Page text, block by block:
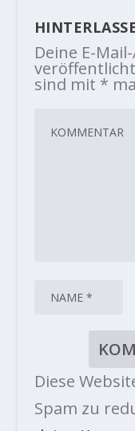
Deine E-
sind mit *
Diese
Spam zu